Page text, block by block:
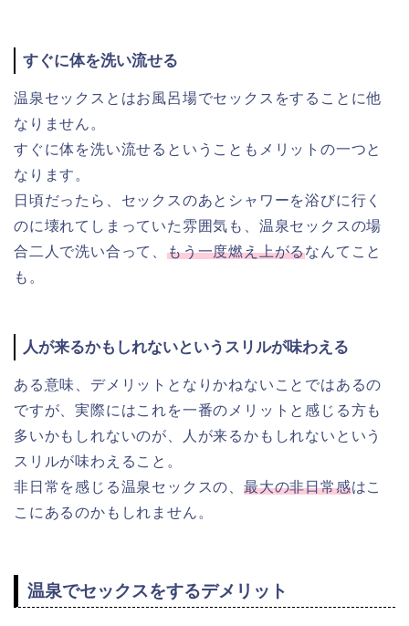
すぐに体を洗い流せる
温泉セックスとはお風呂場でセックスをすることに他
なりません。
すぐに体を洗い流せるということもメリットの一つと
なります。
日頃だったら、セックスのあとシャワーを浴びに行く
のに壊れてしまっていた雰囲気も、温泉セックスの場
合二人で洗い合って、 もう一度燃え上がるなんてこと
も。
人が来るかもしれないというスリルが味わえる
ある意味、デメリットとなりかねないことではあるの
ですが、実際にはこれを一番のメリットと感じる方も
多いかもしれないのが、人が来るかもしれないという
スリルが味わえること。
非日常を感じる温泉セックスの、 最大の非日常感はこ
こにあるのかもしれません。
温泉でセックスをするデメリット